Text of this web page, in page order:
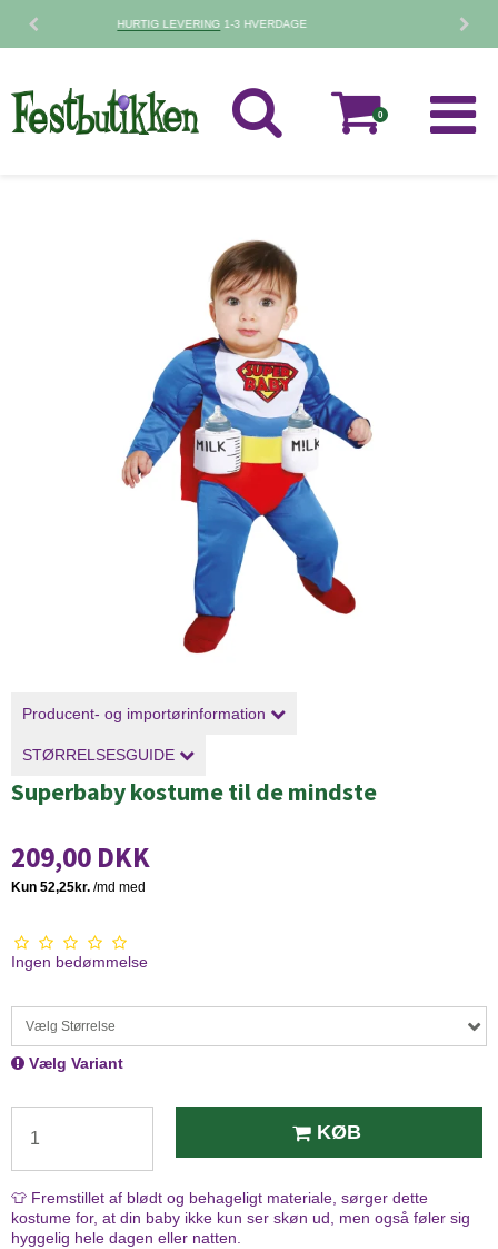
30 DAGESFORTRYDELSESRET
0
Producent- og importørinformation
STØRRELSESGUIDE
Superbaby kostume til de mindste
209,00 DKK
Ingen bedømmelse
Vælg Størrelse
Vælg Variant
KØB
👕 Fremstillet af blødt og behageligt materiale, sørger dette
kostume for, at din baby ikke kun ser skøn ud, men også føler sig
hyggelig hele dagen eller natten.